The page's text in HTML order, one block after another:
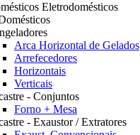
Eletrodomésticos
Arca Horizontal de Gelados
Arrefecedores
Horizontais
Verticais
- Conjuntos
Forno + Mesa
- Exaustor / Extratores